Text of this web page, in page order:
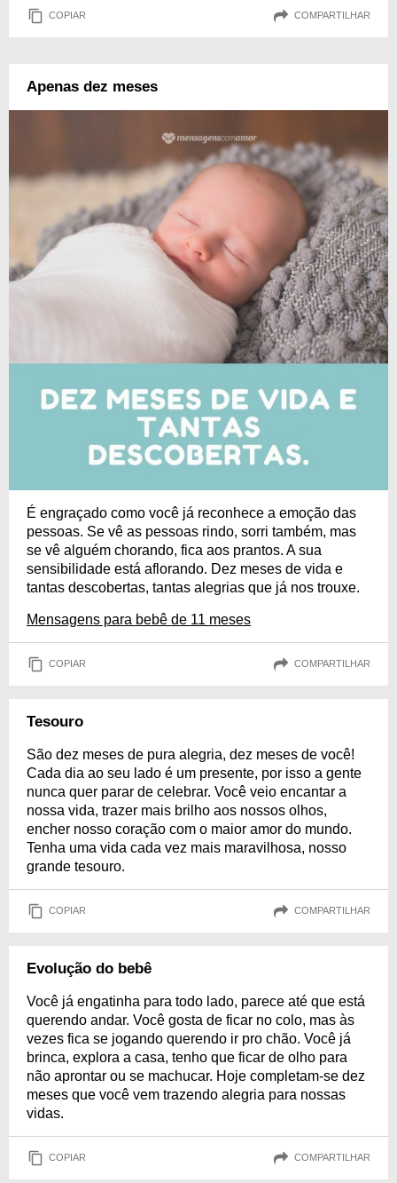
COPIAR COMPARTILHAR
Apenas dez meses
É engraçado como você já reconhece a emoção das
pessoas. Se vê as pessoas rindo, sorri também, mas
se vê alguém chorando, fica aos prantos. A sua
sensibilidade está aflorando. Dez meses de vida e
tantas descobertas, tantas alegrias que já nos trouxe.
Mensagens para bebê de 11 meses
COPIAR COMPARTILHAR
Tesouro
São dez meses de pura alegria, dez meses de você!
Cada dia ao seu lado é um presente, por isso a gente
nunca quer parar de celebrar. Você veio encantar a
nossa vida, trazer mais brilho aos nossos olhos,
encher nosso coração com o maior amor do mundo.
Tenha uma vida cada vez mais maravilhosa, nosso
grande tesouro.
COPIAR COMPARTILHAR
Evolução do bebê
Você já engatinha para todo lado, parece até que está
querendo andar. Você gosta de ficar no colo, mas às
vezes fica se jogando querendo ir pro chão. Você já
brinca, explora a casa, tenho que ficar de olho para
não aprontar ou se machucar. Hoje completam-se dez
meses que você vem trazendo alegria para nossas
vidas.
COPIAR COMPARTILHAR